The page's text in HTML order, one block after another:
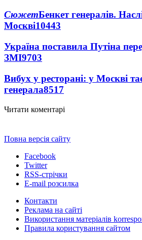
СюжетБенкет генералів.
Москві10443
Україна поставила Путіна
ЗМІ9703
Вибух у ресторані: у Москві
генерала8517
Читати коментарі
Повна версія сайту
Facebook
Twitter
RSS-стрічки
E-mail розсилка
Контакти
Реклама на сайті
Використання матеріалів
Правила користування сайтом